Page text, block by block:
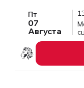
Пт
07
Августа